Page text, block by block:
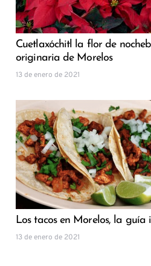
Cuetlaxóchitl la flor de
originaria de Morelos
13 de enero de 2021
Los tacos en Morelos, la guía
13 de enero de 2021